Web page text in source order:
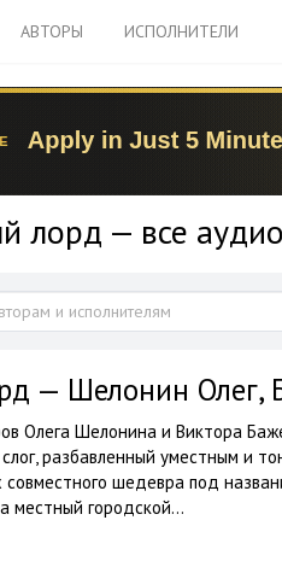
АВТОРЫ ИСПОЛНИТЕЛИ
лорд — все
— Шелонин Олег,
Олега Шелонина и Виктора
разбавленный уместным и
совместного шедевра под
местный городской...